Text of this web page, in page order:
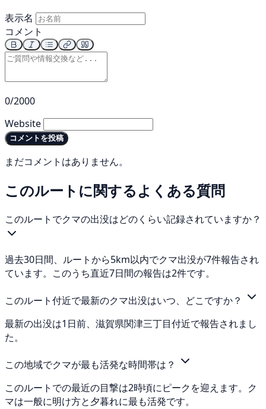
表示名
コメント
0/2000
Website
コメントを投稿
まだコメントはありません。
このルートに関するよくある質問
このルートでクマの出没はどのくらい記録されていますか？
過去30日間、ルートから5km以内でクマ出没が7件報告され
ています。このうち直近7日間の報告は2件です。
このルート付近で最新のクマ出没はいつ、どこですか？
最新の出没は1日前、滋賀県関津三丁目付近で報告されまし
た。
この地域でクマが最も活発な時間帯は？
このルートでの最近の目撃は2時頃にピークを迎えます。ク
マは一般に明け方と夕暮れに最も活発です。